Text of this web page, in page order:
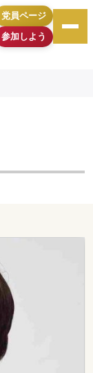
党員ページ
参加しよう